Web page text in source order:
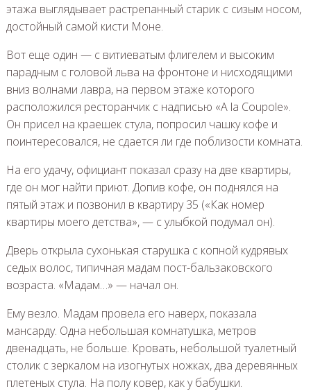
этажа выглядывает растрепанный старик с сизым носом,
достойный самой кисти Моне.
Вот еще один — с витиеватым флигелем и высоким
парадным c головой льва на фронтоне и нисходящими
вниз волнами лавра, на первом этаже которого
расположился ресторанчик с надписью «A la Coupole».
Он присел на краешек стула, попросил чашку кофе и
поинтересовался, не сдается ли где поблизости комната.
На его удачу, официант показал сразу на две квартиры,
где он мог найти приют. Допив кофе, он поднялся на
пятый этаж и позвонил в квартиру 35 («Как номер
квартиры моего детства», — с улыбкой подумал он).
Дверь открыла сухонькая старушка с копной кудрявых
седых волос, типичная мадам пост-бальзаковского
возраста. «Мадам…» — начал он.
Ему везло. Мадам провела его наверх, показала
мансарду. Одна небольшая комнатушка, метров
двенадцать, не больше. Кровать, небольшой туалетный
столик с зеркалом на изогнутых ножках, два деревянных
плетеных стула. На полу ковер, как у бабушки.